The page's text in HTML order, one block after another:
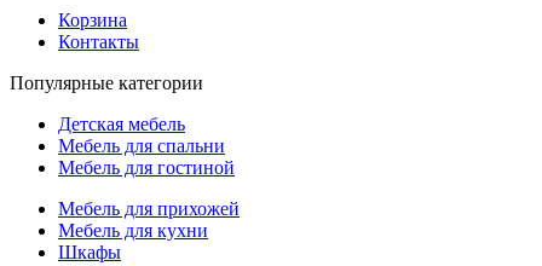
Корзина
Контакты
Популярные категории
Детская мебель
Мебель для спальни
Мебель для гостиной
Мебель для прихожей
Мебель для кухни
Шкафы